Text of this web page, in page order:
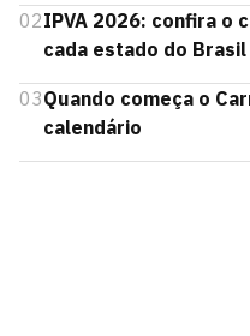
02IPVA 2026: confira o
cada estado do Brasil
03Quando começa o
calendário